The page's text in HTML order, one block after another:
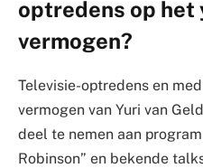
optredens op het
vermogen?
Televisie-optredens en
vermogen van Yuri van
deel te nemen aan
Robinson” en bekende